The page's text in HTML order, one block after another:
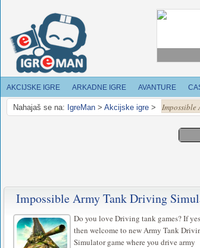
AKCIJSKE IGRE ARKADNE IGRE AVANTURE
Nahajaš se na: IgreMan > Akcijske igre > Impossible
Impossible Army Tank Driving
Do you love Driving tank games? If yes
then welcome to new Army Tank
Simulator game where you drive army